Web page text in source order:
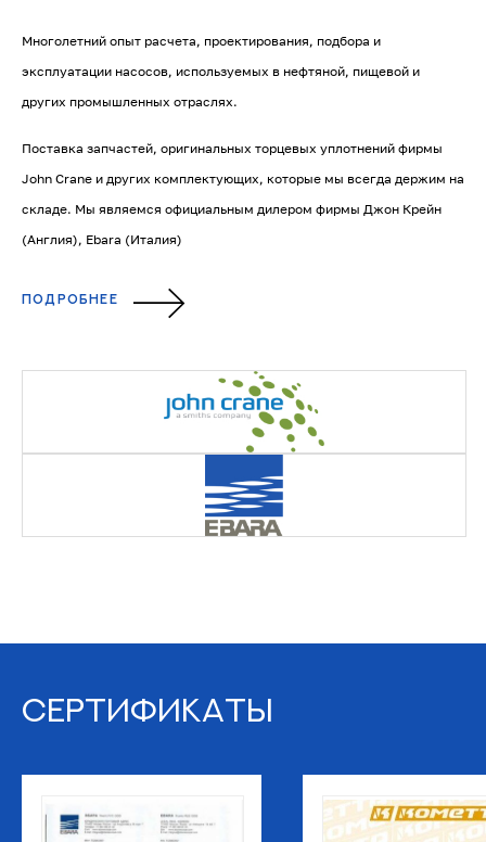
Многолетний опыт расчета, проектирования, подбора и
эксплуатации насосов, используемых в нефтяной, пищевой и
других промышленных отраслях.
Поставка запчастей, оригинальных торцевых уплотнений фирмы
John Crane и других комплектующих, которые мы всегда держим на
складе. Мы являемся официальным дилером фирмы Джон Крейн
(Англия), Ebara (Италия)
ПОДРОБНЕЕ
СЕРТИФИКАТЫ